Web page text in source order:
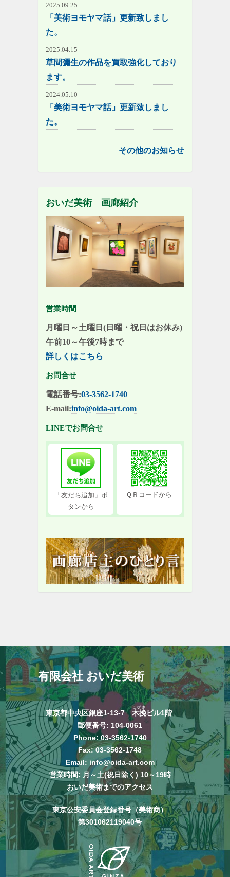
2025.09.25
「美術ヨモヤマ話」更新致しまし
た。
2025.04.15
草間彌生の作品を買取強化しており
ます。
2024.05.10
「美術ヨモヤマ話」更新致しまし
た。
その他のお知らせ
おいだ美術 画廊紹介
営業時間
月曜日～土曜日(日曜・祝日はお休み)
午前10～午後7時まで
詳しくはこちら
お問合せ
電話番号:03-3562-1740
E-mail:info@oida-art.com
LINEでお問合せ
「友だち追加」ボ
タンから
ＱＲコードから
有限会社 おいだ美術
東京都中央区銀座1-13-7木挽
こびき
ビル1階
郵便番号: 104-0061
Phone: 03-3562-1740
Fax: 03-3562-1748
Email: info@oida-art.com
営業時間: 月～土(祝日除く) 10～19時
おいだ美術までのアクセス
東京公安委員会登録番号（美術商）
第301062119040号